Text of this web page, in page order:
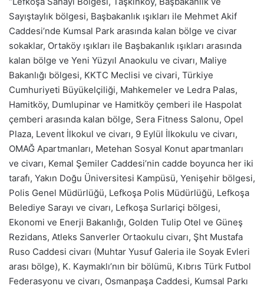
Sayıştaylık bölgesi, Başbakanlık ışıkları ile Mehmet Akif
Caddesi’nde Kumsal Park arasında kalan bölge ve civar
sokaklar, Ortaköy ışıkları ile Başbakanlık ışıkları arasında
kalan bölge ve Yeni Yüzyıl Anaokulu ve civarı, Maliye
Bakanlığı bölgesi, KKTC Meclisi ve civari, Türkiye
Cumhuriyeti Büyükelçiliği, Mahkemeler ve Ledra Palas,
Hamitköy, Dumlupinar ve Hamitköy çemberi ile Haspolat
çemberi arasında kalan bölge, Sera Fitness Salonu, Opel
Plaza, Levent İlkokul ve civarı, 9 Eylül İlkokulu ve civarı,
OMAĞ Apartmanları, Metehan Sosyal Konut apartmanları
ve civarı, Kemal Şemiler Caddesi’nin cadde boyunca her iki
tarafı, Yakın Doğu Üniversitesi Kampüsü, Yenişehir bölgesi,
Polis Genel Müdürlüğü, Lefkoşa Polis Müdürlüğü, Lefkoşa
Belediye Sarayı ve civarı, Lefkoşa Surlariçi bölgesi,
Ekonomi ve Enerji Bakanlığı, Golden Tulip Otel ve Güneş
Rezidans, Atleks Sanverler Ortaokulu civarı, Şht Mustafa
Ruso Caddesi civarı (Muhtar Yusuf Galeria ile Soyak Evleri
arası bölge), K. Kaymaklı’nın bir bölümü, Kıbrıs Türk Futbol
Federasyonu ve civarı, Osmanpaşa Caddesi, Kumsal Parkı